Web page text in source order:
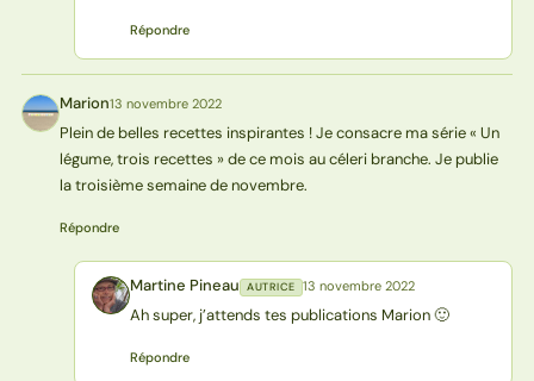
Répondre
M Marion13 novembre 2022
Plein de belles recettes inspirantes ! Je consacre ma série « Un
légume, trois recettes » de ce mois au céleri branche. Je publie
la troisième semaine de novembre.
Répondre
MP Martine Pineau AUTRICE 13 novembre 2022
Ah super, j’attends tes publications Marion 🙂
Répondre